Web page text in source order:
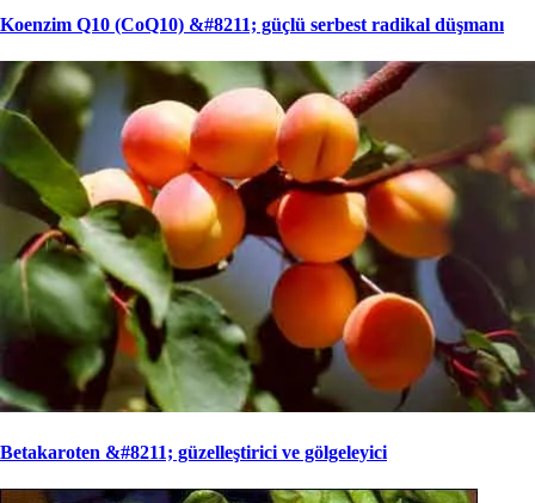
Koenzim Q10 (CoQ10) &#8211; güçlü serbest radikal düşmanı
Betakaroten &#8211; güzelleştirici ve gölgeleyici